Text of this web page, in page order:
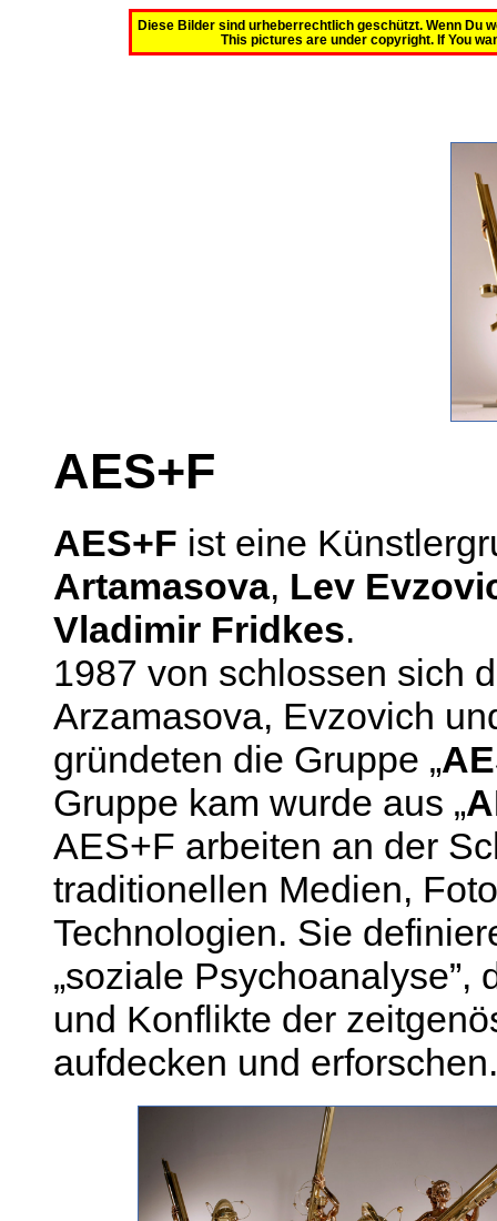
Diese Bilder sind urheberrechtlich geschützt. Wenn Du
This pictures are under copyright. If You
AES+F
AES+F ist eine
Artamasova, Lev
Vladimir Fridkes.
1987 von schlossen sich
Arzamasova, Evzovich
gründeten die Gruppe „
Gruppe kam wurde aus „
AES+F arbeiten an der
traditionellen Medien,
Technologien. Sie
„soziale Psychoanalyse”,
und Konflikte der
aufdecken und erforschen.